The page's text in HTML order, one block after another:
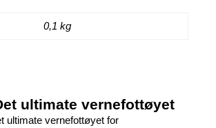
0,1 kg
ultimate vernefottøyet
ultimate vernefottøyet for